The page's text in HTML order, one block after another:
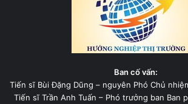
Ban cố vấn:
Tiến sĩ Bùi Đặng Dũng – nguyên Phó Chủ
Tiến sĩ Trần Anh Tuấn – Phó trưởng ban Ban